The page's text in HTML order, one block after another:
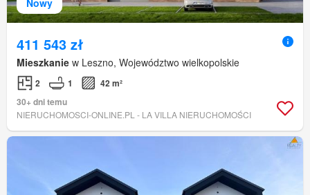
411 543 zł
Mieszkanie w Leszno, Województwo wielkopolskie
2 1
42 m²
30+ dni temu
NIERUCHOMOSCI-ONLINE.PL - LA VILLA NIERUCHOMOŚCI